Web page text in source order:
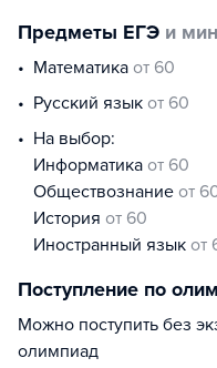
Предметы ЕГЭ и
математика от 60
русский язык от 60
На выбор:
информатика от 60
обществознание от
история от 60
иностранный язык от
Поступление по
Можно поступить без
олимпиад